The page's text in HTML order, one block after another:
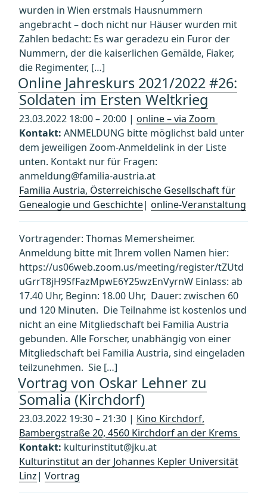
wurden in Wien erstmals Hausnummern
angebracht – doch nicht nur Häuser wurden mit
Zahlen bedacht: Es war geradezu ein Furor der
Nummern, der die kaiserlichen Gemälde, Fiaker,
die Regimenter, […]
Online Jahreskurs 2021/2022 #26:
Soldaten im Ersten Weltkrieg
23.03.2022 18:00 – 20:00 | online – via Zoom
Kontakt: ANMELDUNG bitte möglichst bald unter
dem jeweiligen Zoom-Anmeldelink in der Liste
unten. Kontakt nur für Fragen:
anmeldung@familia-austria.at
Familia Austria, Österreichische Gesellschaft für
Genealogie und Geschichte| online-Veranstaltung
Vortragender: Thomas Memersheimer.
Anmeldung bitte mit Ihrem vollen Namen hier:
https://us06web.zoom.us/meeting/register/tZUtd
uGrrT8jH9SfFazMpwE6Y25wzEnVyrnW Einlass: ab
17.40 Uhr, Beginn: 18.00 Uhr, Dauer: zwischen 60
und 120 Minuten. Die Teilnahme ist kostenlos und
nicht an eine Mitgliedschaft bei Familia Austria
gebunden. Alle Forscher, unabhängig von einer
Mitgliedschaft bei Familia Austria, sind eingeladen
teilzunehmen. Sie […]
Vortrag von Oskar Lehner zu
Somalia (Kirchdorf)
23.03.2022 19:30 – 21:30 | Kino Kirchdorf,
Bambergstraße 20, 4560 Kirchdorf an der Krems
Kontakt: kulturinstitut@jku.at
Kulturinstitut an der Johannes Kepler Universität
Linz| Vortrag